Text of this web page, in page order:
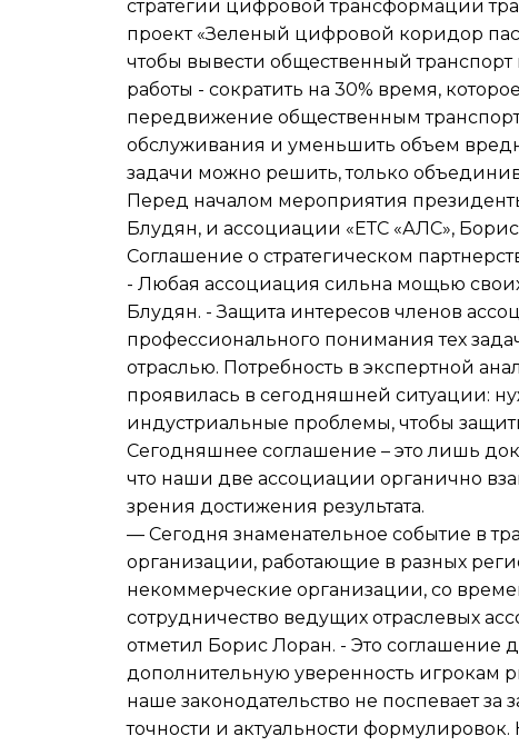
стратегии цифровой трансформации
проект «Зеленый цифровой коридор
чтобы вывести общественный
работы - сократить на 30% время,
передвижение общественным
обслуживания и уменьшить объем
задачи можно решить, только
Перед началом мероприятия
Блудян, и ассоциации «ЕТС «АЛС»,
Соглашение о стратегическом
- Любая ассоциация сильна мощью
Блудян. - Защита интересов членов
профессионального понимания тех
отраслью. Потребность в экспертной
проявилась в сегодняшней ситуации:
индустриальные проблемы, чтобы
Сегодняшнее соглашение – это лишь
что наши две ассоциации органично
зрения достижения результата.
— Сегодня знаменательное событие в
организации, работающие в разных
некоммерческие организации, со
сотрудничество ведущих отраслевых
отметил Борис Лоран. - Это соглашение
дополнительную уверенность игрокам
наше законодательство не поспевает за
точности и актуальности